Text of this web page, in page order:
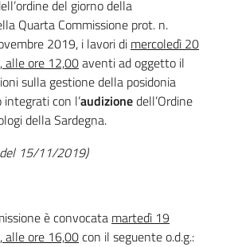
del giorno della
Quarta Commissione prot. n.
2019, i lavori di mercoledì 20
alle ore 12,00aventi ad oggetto il
sulla gestione della posidonia
integrati con l’audizionedell’Ordine
della Sardegna.
15/11/2019)
è convocata martedì 19
alle ore 16,00con il seguente o.d.g.: